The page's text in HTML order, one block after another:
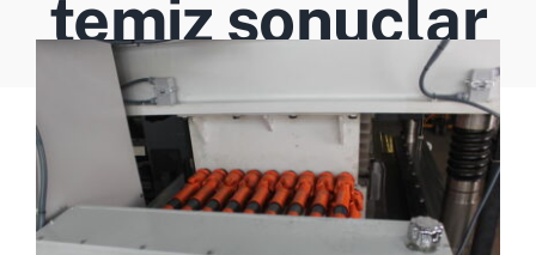
İletişim
Türkçe
temiz sonuçlar